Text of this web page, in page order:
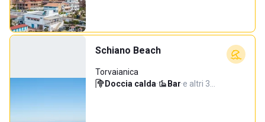
Schiano Beach
Torvaianica
Doccia calda· Bar·e altri 3…